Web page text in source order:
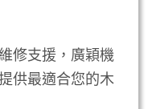
修支援，廣穎機
供最適合您的木